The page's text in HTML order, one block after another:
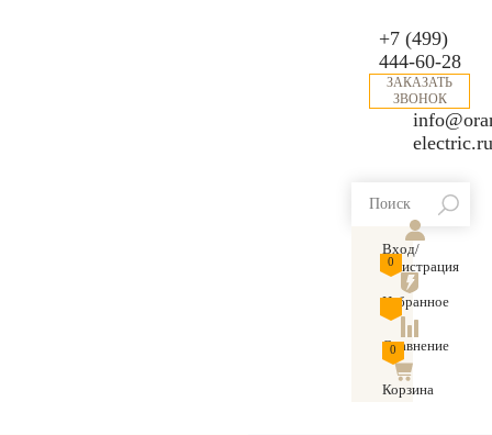
+7 (499)
444-60-28
ЗАКАЗАТЬ
ЗВОНОК
electric.ru
Вход/
Регистрация
0
Избранное
Сравнение
0
Корзина